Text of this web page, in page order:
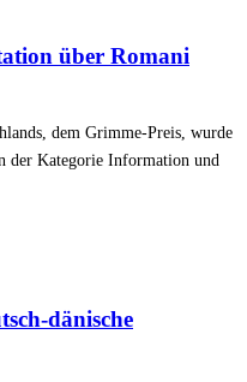
über Romani
dem Grimme-Preis, wurde
der Kategorie Information und
dänische